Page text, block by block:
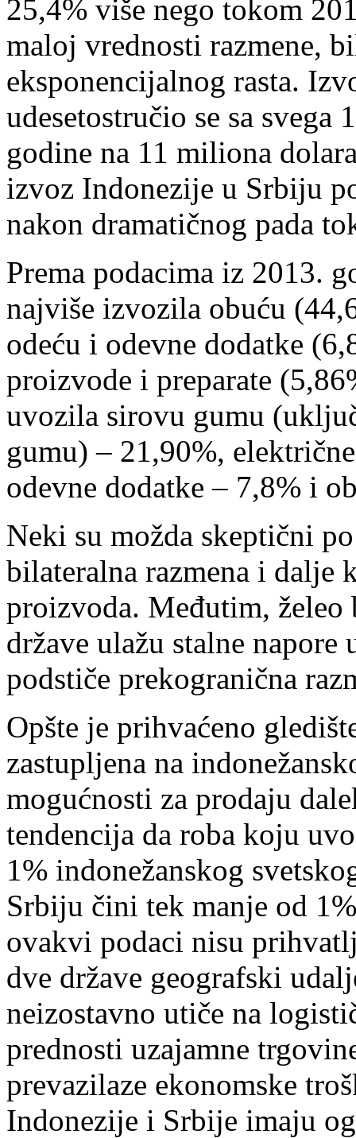
25,4% više nego tokom
maloj vrednosti razmene,
eksponencijalnog rasta.
udesetostručio se sa
godine na 11 miliona
izvoz Indonezije u Srbiju
nakon dramatičnog pada
Prema podacima iz 2013.
najviše izvozila obuću
odeću i odevne dodatke
proizvode i preparate
uvozila sirovu gumu
gumu) – 21,90%,
odevne dodatke – 7,8% i
Neki su možda skeptični
bilateralna razmena i dalje
proizvoda. Međutim, želeo
države ulažu stalne napore
podstiče prekogranična
Opšte je prihvaćeno
zastupljena na
mogućnosti za prodaju
tendencija da roba koju
1% indonežanskog
Srbiju čini tek manje od
ovakvi podaci nisu
dve države geografski
neizostavno utiče na
prednosti uzajamne
prevazilaze ekonomske
Indonezije i Srbije imaju